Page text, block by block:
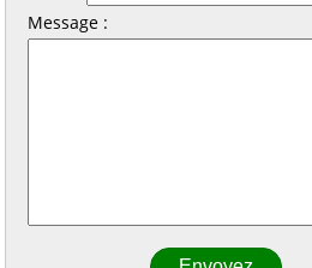
Message :